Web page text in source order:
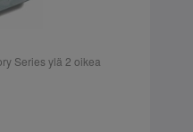
Series ylä 2 oikea